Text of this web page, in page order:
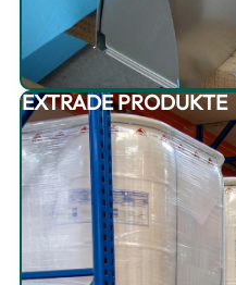
EXTRADE PRODUKTE